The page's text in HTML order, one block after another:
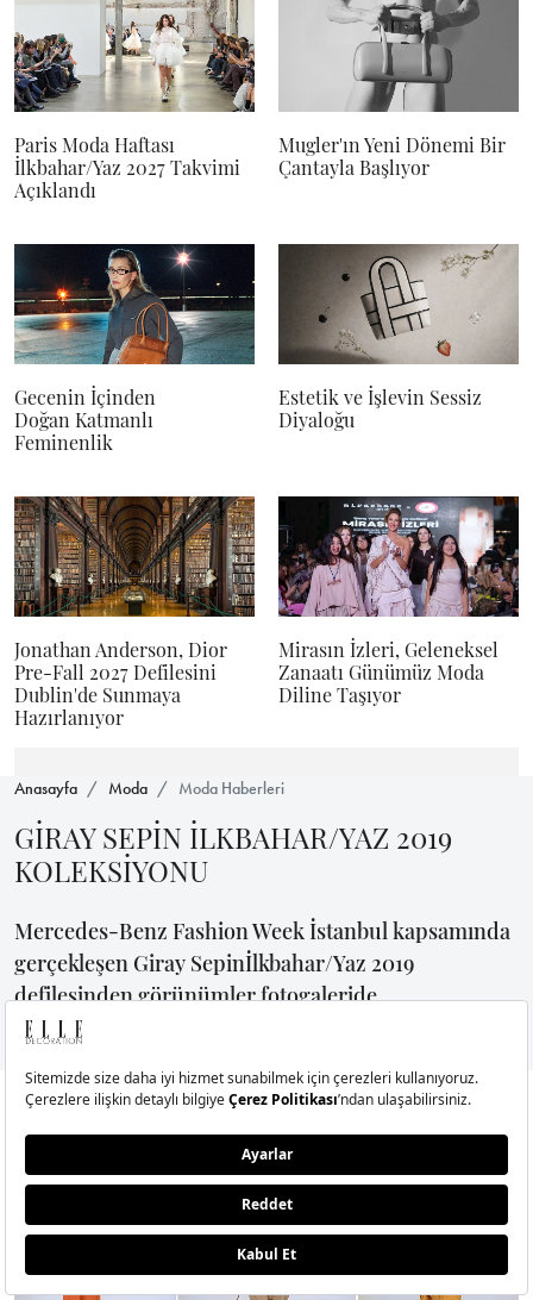
Paris Moda Haftası
İlkbahar/Yaz 2027 Takvimi
Açıklandı
Mugler'ın Yeni Dönemi Bir
Çantayla Başlıyor
Gecenin İçinden
Doğan Katmanlı
Feminenlik
Estetik ve İşlevin Sessiz
Diyaloğu
Jonathan Anderson, Dior
Pre-Fall 2027 Defilesini
Dublin'de Sunmaya
Hazırlanıyor
Mirasın İzleri, Geleneksel
Zanaatı Günümüz Moda
Diline Taşıyor
Anasayfa Moda Moda Haberleri
GİRAY SEPİN İLKBAHAR/YAZ 2019
KOLEKSİYONU
Mercedes-Benz Fashion Week İstanbul kapsamında
gerçekleşen Giray Sepinİlkbahar/Yaz 2019
defilesinden görünümler fotogaleride..